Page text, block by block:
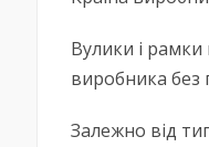
Вулики і рамки
виробника без
Залежно від